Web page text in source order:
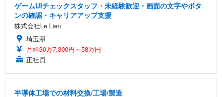
ゲームUIチェックスタッフ・未経験歓迎・画面の文字やボタ
ンの確認・キャリアアップ支援
株式会社Le Lien
埼玉県
月給30万7,300円～58万円
正社員
半導体工場での材料交換/工場/製造